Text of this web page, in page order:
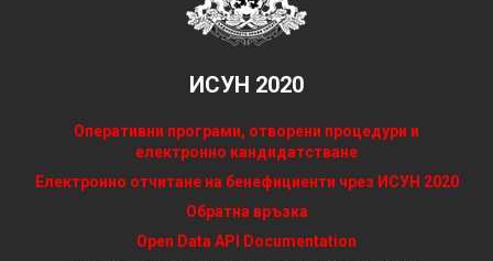
ИСУН 2020
Оперативни програми, отворени процедури и
електронно кандидатстване
Електронно отчитане на бенефициенти чрез ИСУН 2020
Обратна връзка
Open Data API Documentation